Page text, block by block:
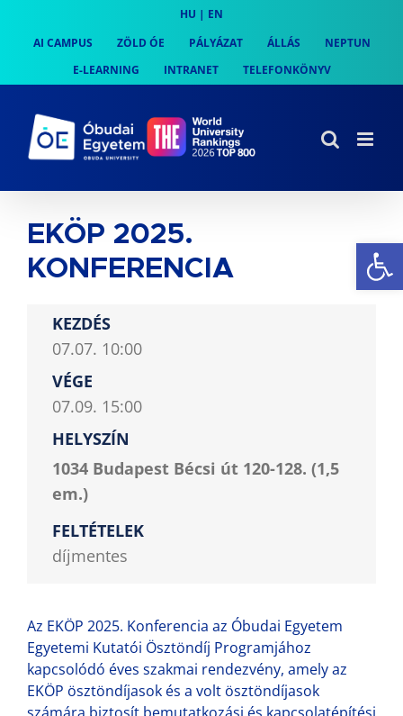
content
HU | EN
AI CAMPUS
ZÖLD ÓE PÁLYÁZAT ÁLLÁS
NEPTUN
E-LEARNING
INTRANET TELEFONKÖNYV
EKÖP 2025.
KONFERENCIA
KEZDÉS
07.07. 10:00
VÉGE
07.09. 15:00
HELYSZÍN
1034 Budapest Bécsi út 120-128. (1,5
em.)
FELTÉTELEK
díjmentes
Az EKÖP 2025. Konferencia az Óbudai Egyetem
Egyetemi Kutatói Ösztöndíj Programjához
kapcsolódó éves szakmai rendezvény, amely az
EKÖP ösztöndíjasok és a volt ösztöndíjasok
számára biztosít bemutatkozási és kapcsolatépítési